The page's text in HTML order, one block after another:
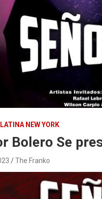
NEW YORK
Bolero Se
The Franko